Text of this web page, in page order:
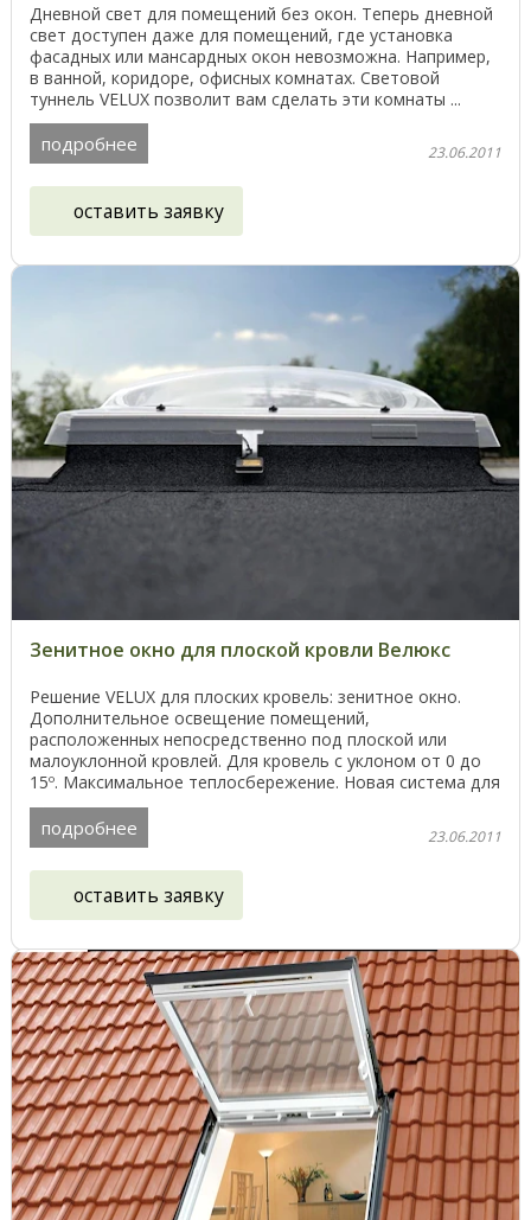
Дневной свет для помещений без окон. Теперь дневной
свет доступен даже для помещений, где установка
фасадных или мансардных окон невозможна. Например,
в ванной, коридоре, офисных комнатах. Световой
туннель VELUX позволит вам сделать эти комнаты ...
подробнее 23.06.2011
оставить заявку
Зенитное окно для плоской кровли Велюкс
Решение VELUX для плоских кровель: зенитное окно.
Дополнительное освещение помещений,
расположенных непосредственно под плоской или
малоуклонной кровлей. Для кровель с уклоном от 0 до
15º. Максимальное теплосбережение. Новая система для
плоской ...
подробнее 23.06.2011
оставить заявку